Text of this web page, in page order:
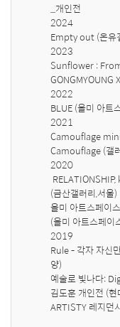
_개인전
2024
Empty out (온유
2023
Sunflower :
GONGMYOUNG
2022
BLUE (올미 아트
2021
Camouflage
Camouflage (갤
2020
(금산갤러리,서울)
올미 아트스페이
(올미 아트스페이
2019
Rule - 각자 자신
양)
예술로 빛나다:
김도훈 개인전 (
ARTISTY 레지던